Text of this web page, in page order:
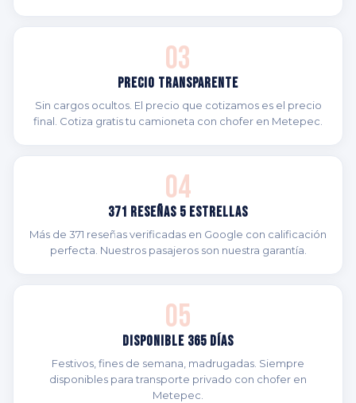
03
Precio Transparente
Sin cargos ocultos. El precio que cotizamos es el precio
final. Cotiza gratis tu camioneta con chofer en Metepec.
04
371 Reseñas 5 Estrellas
Más de 371 reseñas verificadas en Google con calificación
perfecta. Nuestros pasajeros son nuestra garantía.
05
Disponible 365 Días
Festivos, fines de semana, madrugadas. Siempre
disponibles para transporte privado con chofer en
Metepec.